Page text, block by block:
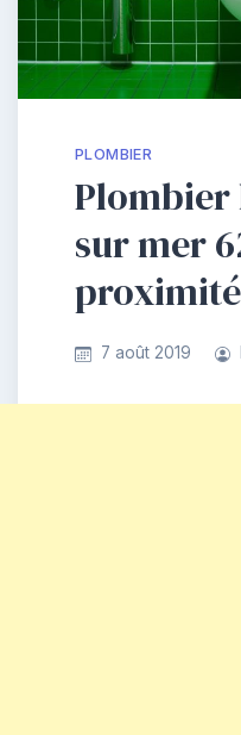
PLOMBIER
Plombier
sur mer
proximité
7 août 2019